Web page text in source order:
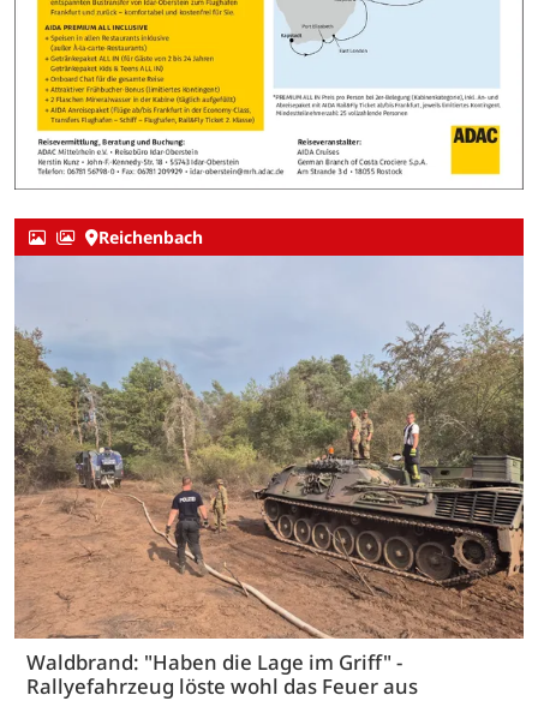
Reichenbach
Waldbrand: "Haben die Lage im Griff" -
Rallyefahrzeug löste wohl das Feuer aus